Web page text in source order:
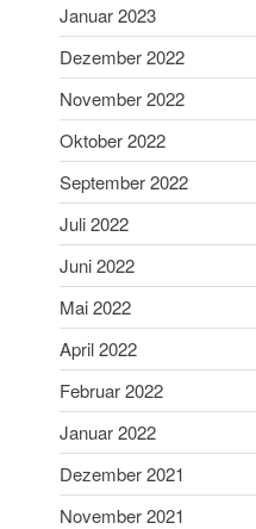
Januar 2023
Dezember 2022
November 2022
Oktober 2022
September 2022
Juli 2022
Juni 2022
Mai 2022
April 2022
Februar 2022
Januar 2022
Dezember 2021
November 2021